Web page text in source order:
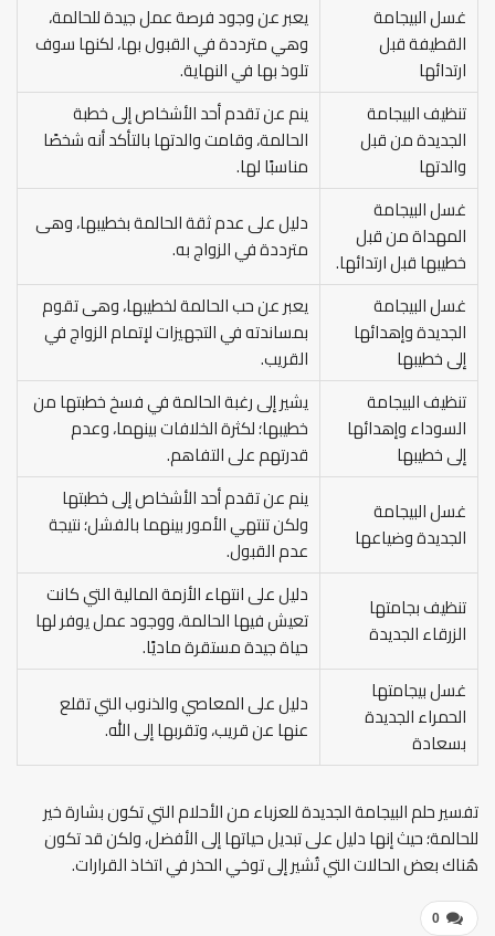
غسل البيجامة
القطيفة قبل
ارتدائها
يعبر عن وجود فرصة عمل جيدة للحالمة،
وهي مترددة في القبول بها، لكنها سوف
تلوذ بها في النهاية.
تنظيف البيجامة
الجديدة من قبل
والدتها
ينم عن تقدم أحد الأشخاص إلى خطبة
الحالمة، وقامت والدتها بالتأكد أنه شخصًا
مناسبًا لها.
غسل البيجامة
المهداة من قبل
خطيبها قبل ارتدائها.
دليل على عدم ثقة الحالمة بخطيبها، وهى
مترددة في الزواج به.
غسل البيجامة
الجديدة وإهدائها
إلى خطيبها
يعبر عن حب الحالمة لخطيبها، وهى تقوم
بمساندته في التجهيزات لإتمام الزواج في
القريب.
تنظيف البيجامة
السوداء وإهدائها
إلى خطيبها
يشير إلى رغبة الحالمة في فسخ خطبتها من
خطيبها؛ لكثرة الخلافات بينهما، وعدم
قدرتهم على التفاهم.
غسل البيجامة
الجديدة وضياعها
ينم عن تقدم أحد الأشخاص إلى خطبتها
ولكن تنتهي الأمور بينهما بالفشل؛ نتيجة
عدم القبول.
تنظيف بجامتها
الزرقاء الجديدة
دليل على انتهاء الأزمة المالية التي كانت
تعيش فيها الحالمة، ووجود عمل يوفر لها
حياة جيدة مستقرة ماديًا.
غسل بيجامتها
الحمراء الجديدة
بسعادة
دليل على المعاصي والذنوب التي تقلع
عنها عن قريب، وتقربها إلى الله.
تفسير حلم البيجامة الجديدة للعزباء من الأحلام التي تكون بشارة خير
للحالمة؛ حيث إنها دليل على تبديل حياتها إلى الأفضل، ولكن قد تكون
هُناك بعض الحالات التي تُشير إلى توخي الحذر في اتخاذ القرارات.
0